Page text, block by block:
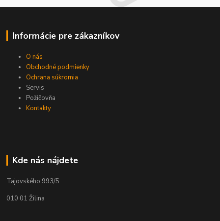
Informácie pre zákazníkov
O nás
Obchodné podmienky
Ochrana súkromia
Servis
Požičovňa
Kontakty
Kde nás nájdete
Tajovského 993/5
010 01 Žilina